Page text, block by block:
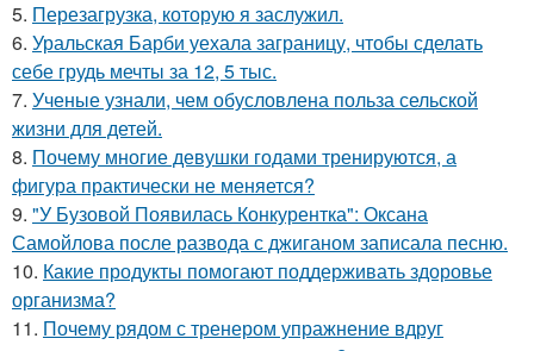
5. Перезагрузка, которую я заслужил.
6. Уральская Барби уехала заграницу, чтобы сделать
себе грудь мечты за 12, 5 тыс.
7. Ученые узнали, чем обусловлена польза сельской
жизни для детей.
8. Почему многие девушки годами тренируются, а
фигура практически не меняется?
9. "У Бузовой Появилась Конкурентка": Оксана
Самойлова после развода с джиганом записала песню.
10. Какие продукты помогают поддерживать здоровье
организма?
11. Почему рядом с тренером упражнение вдруг